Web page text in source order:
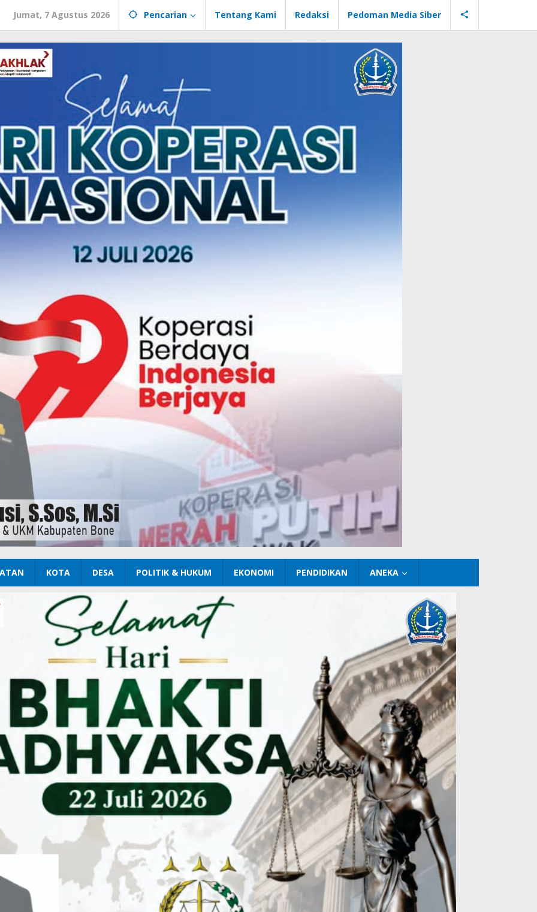
Jumat, 7 Agustus 2026 Pencarian Tentang Kami Redaksi Pedoman Media Siber
KOTA DESA POLITIK & HUKUM EKONOMI PENDIDIKAN ANEKA